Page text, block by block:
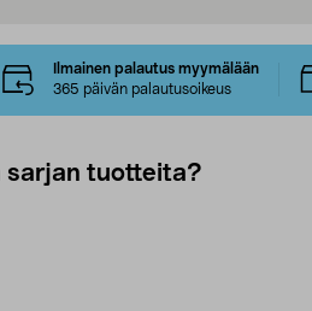
Ilmainen palautus myymälään
365 päivän palautusoikeus
sarjan tuotteita?